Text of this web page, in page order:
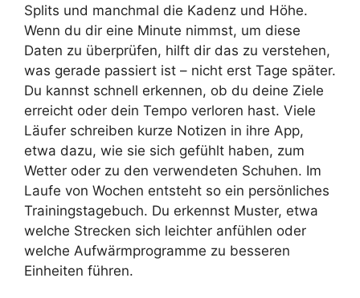
Splits und manchmal die Kadenz und Höhe.
Wenn du dir eine Minute nimmst, um diese
Daten zu überprüfen, hilft dir das zu verstehen,
was gerade passiert ist – nicht erst Tage später.
Du kannst schnell erkennen, ob du deine Ziele
erreicht oder dein Tempo verloren hast. Viele
Läufer schreiben kurze Notizen in ihre App,
etwa dazu, wie sie sich gefühlt haben, zum
Wetter oder zu den verwendeten Schuhen. Im
Laufe von Wochen entsteht so ein persönliches
Trainingstagebuch. Du erkennst Muster, etwa
welche Strecken sich leichter anfühlen oder
welche Aufwärmprogramme zu besseren
Einheiten führen.